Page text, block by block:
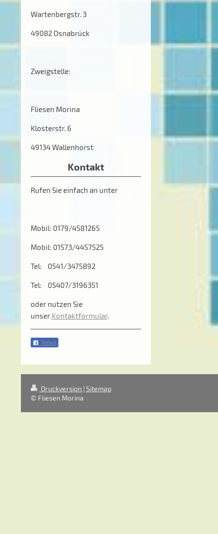
Wartenbergstr. 3
49082 Osnabrück
Zweigstelle:
Fliesen Morina
Klosterstr. 6
49134 Wallenhorst
Kontakt
Rufen Sie einfach an unter
Mobil: 0179/4581265
Mobil: 01573/4457525
Tel: 0541/3475892
Tel: 05407/3196351
oder nutzen Sie
unser Kontaktformular.
Teilen
Druckversion | Sitemap
© Fliesen Morina